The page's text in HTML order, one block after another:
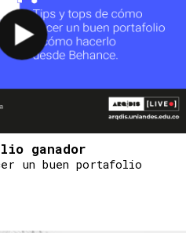
ganador
un buen portafolio